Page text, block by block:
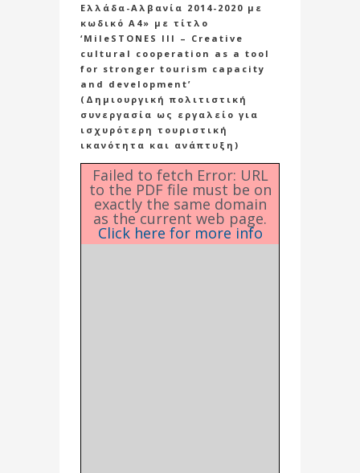
Ελλάδα-Αλβανία 2014-2020 με
κωδικό Α4» με τίτλο
‘MileSTONES III – Creative
cultural cooperation as a tool
for stronger tourism capacity
and development’
(Δημιουργική πολιτιστική
συνεργασία ως εργαλείο για
ισχυρότερη τουριστική
ικανότητα και ανάπτυξη)
Failed to fetch Error: URL
to the PDF file must be on
exactly the same domain
as the current web page.
Click here for more info